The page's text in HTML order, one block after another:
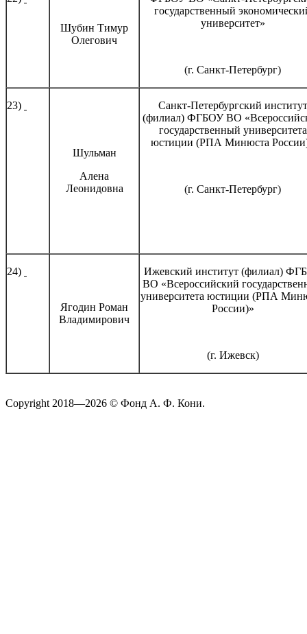
Шубин Тимур
Олегович
государственный
университет»
(г. Санкт-Петербург)
23)
Шульман
Алена
Леонидовна
Санкт-Петербургский институт
(филиал) ФГБОУ ВО
государственный университета
юстиции (РПА Минюста
(г. Санкт-Петербург)
24)
Ягодин Роман
Владимирович
Ижевский институт (филиал)
ВО «Всероссийский
университета юстиции (РПА
России)»
(г. Ижевск)
Copyright 2018—2026 © Фонд А. Ф. Кони.